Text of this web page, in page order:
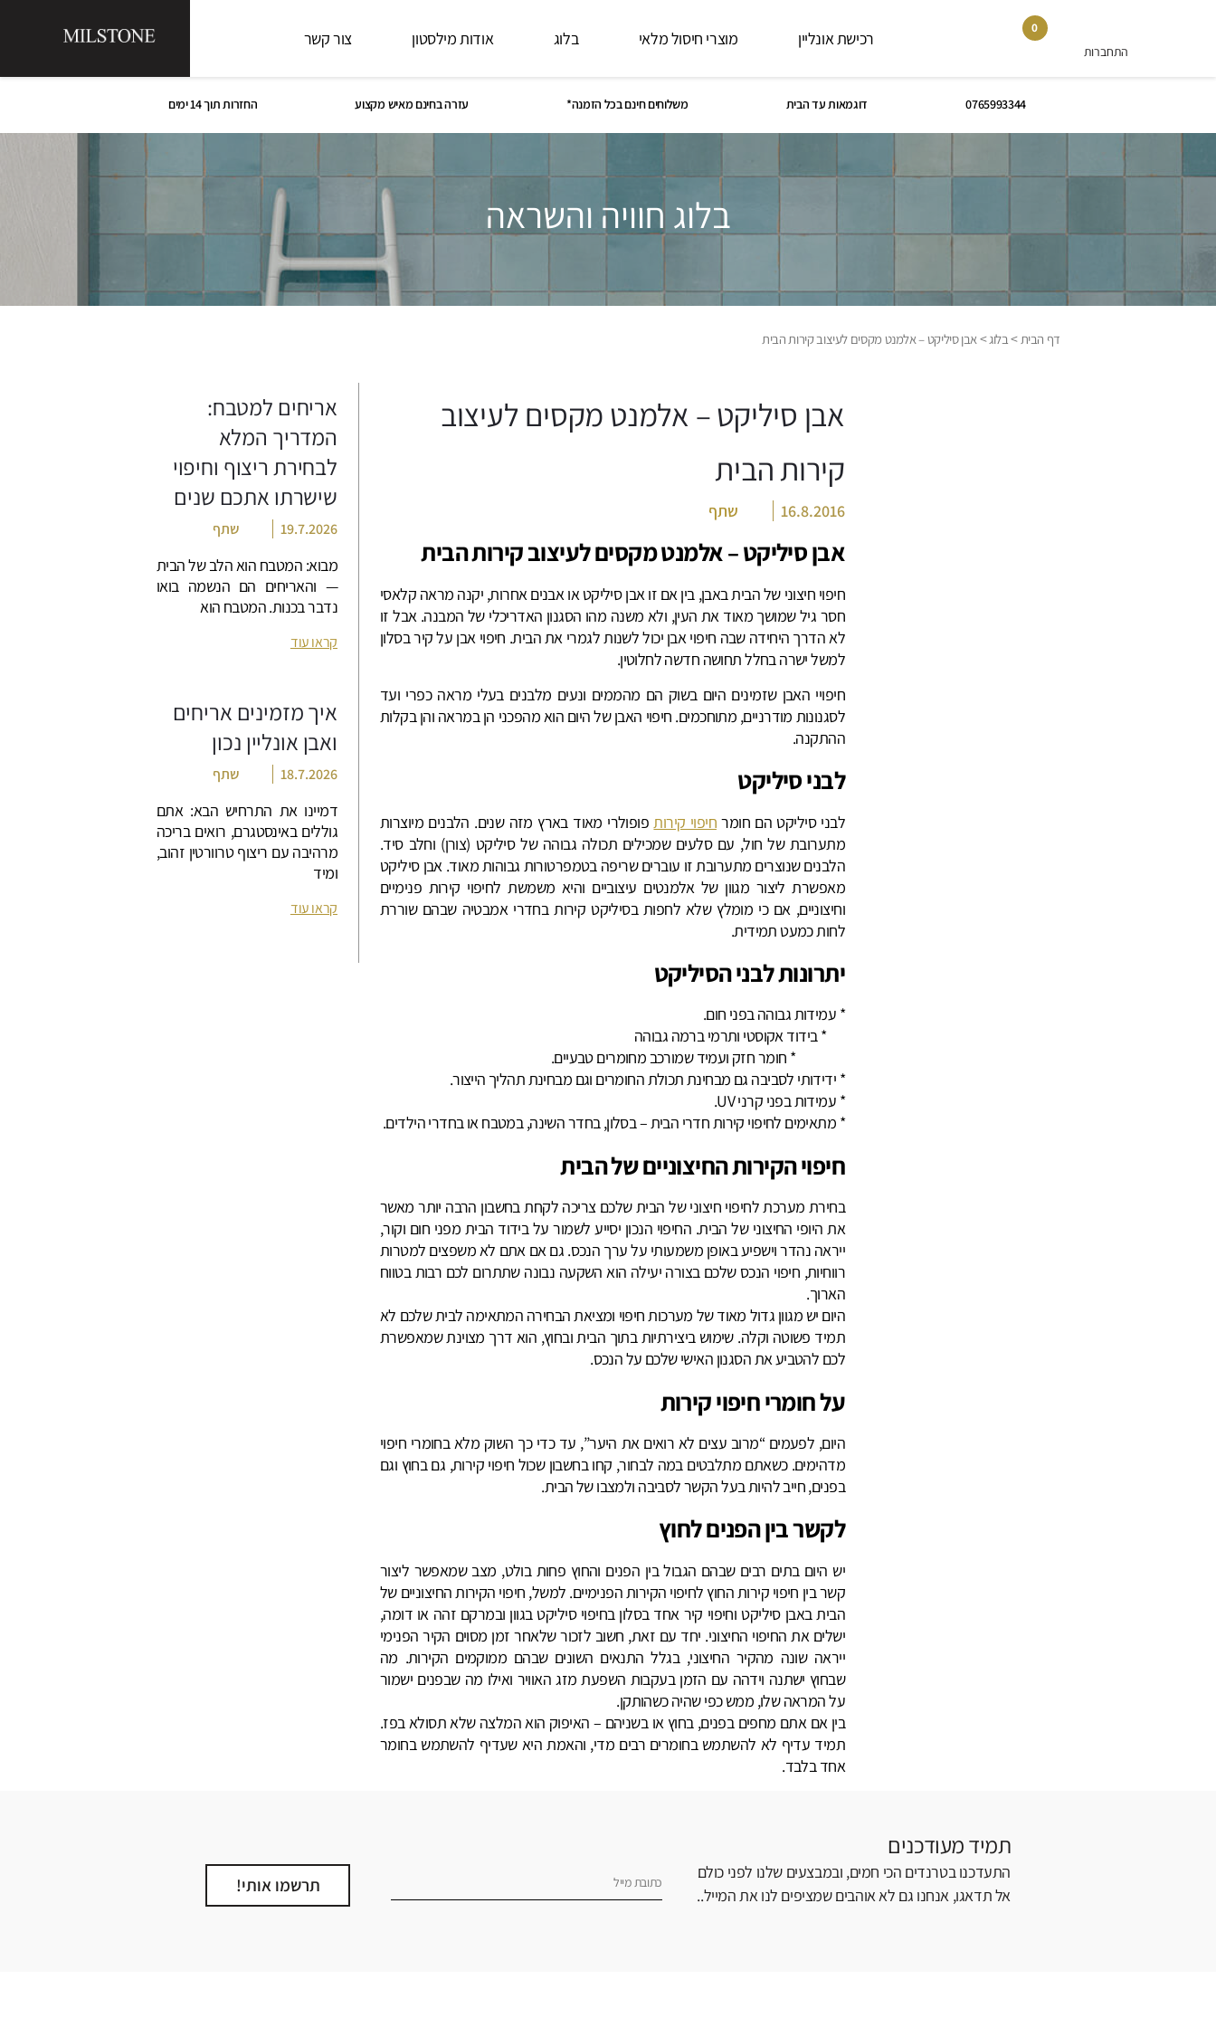
התחברות
0
רכישת אונליין מוצרי חיסול מלאי בלוג אודות מילסטון צור קשר
0765993344 דוגמאות עד הבית משלוחים חינם בכל הזמנה* עזרה בחינם מאיש מקצוע החזרות תוך 14 ימים
בלוג חוויה והשראה
דף הבית>בלוג>אבן סיליקט – אלמנט מקסים לעיצוב קירות הבית
אבן סיליקט – אלמנט מקסים לעיצוב
קירות הבית
16.8.2016 שתף
אבן סיליקט – אלמנט מקסים לעיצוב קירות הבית
חיפוי חיצוני של הבית באבן, בין אם זו אבן סיליקט או אבנים אחרות, יקנה מראה קלאסי
חסר גיל שמושך מאוד את העין, ולא משנה מהו הסגנון האדריכלי של המבנה. אבל זו
לא הדרך היחידה שבה חיפוי אבן יכול לשנות לגמרי את הבית. חיפוי אבן על קיר בסלון
למשל ישרה בחלל תחושה חדשה לחלוטין.
חיפויי האבן שזמינים היום בשוק הם מהממים ונעים מלבנים בעלי מראה כפרי ועד
לסגנונות מודרניים, מתוחכמים. חיפוי האבן של היום הוא מהפכני הן במראה והן בקלות
ההתקנה.
לבני סיליקט
לבני סיליקט הם חומרחיפוי קירותפופולרי מאוד בארץ מזה שנים. הלבנים מיוצרות
מתערובת של חול, עם סלעים שמכילים תכולה גבוהה של סיליקט (צורן) וחלב סיד.
הלבנים שנוצרים מתערובת זו עוברים שריפה בטמפרטורות גבוהות מאוד. אבן סיליקט
מאפשרת ליצור מגוון של אלמנטים עיצוביים והיא משמשת לחיפוי קירות פנימיים
וחיצוניים, אם כי מומלץ שלא לחפות בסיליקט קירות בחדרי אמבטיה שבהם שוררת
לחות כמעט תמידית.
יתרונות לבני הסיליקט
* עמידות גבוהה בפני חום.
* בידוד אקוסטי ותרמי ברמה גבוהה
* חומר חזק ועמיד שמורכב מחומרים טבעיים.
* ידידותי לסביבה גם מבחינת תכולת החומרים וגם מבחינת תהליך הייצור.
* עמידות בפני קרני UV.
* מתאימים לחיפוי קירות חדרי הבית – בסלון, בחדר השינה, במטבח או בחדרי הילדים.
חיפוי הקירות החיצוניים של הבית
בחירת מערכת לחיפוי חיצוני של הבית שלכם צריכה לקחת בחשבון הרבה יותר מאשר
את היופי החיצוני של הבית. החיפוי הנכון יסייע לשמור על בידוד הבית מפני חום וקור,
ייראה נהדר וישפיע באופן משמעותי על ערך הנכס. גם אם אתם לא משפצים למטרות
רווחיות, חיפוי הנכס שלכם בצורה יעילה הוא השקעה נבונה שתתרום לכם רבות בטווח
הארוך.
היום יש מגוון גדול מאוד של מערכות חיפוי ומציאת הבחירה המתאימה לבית שלכם לא
תמיד פשוטה וקלה. שימוש ביצירתיות בתוך הבית ובחוץ, הוא דרך מצוינת שמאפשרת
לכם להטביע את הסגנון האישי שלכם על הנכס.
על חומרי חיפוי קירות
היום, לפעמים “מרוב עצים לא רואים את היער”, עד כדי כך השוק מלא בחומרי חיפוי
מדהימים. כשאתם מתלבטים במה לבחור, קחו בחשבון שכול חיפוי קירות, גם בחוץ וגם
בפנים, חייב להיות בעל הקשר לסביבה ולמצבו של הבית.
לקשר בין הפנים לחוץ
יש היום בתים רבים שבהם הגבול בין הפנים והחוץ פחות בולט, מצב שמאפשר ליצור
קשר בין חיפוי קירות החוץ לחיפוי הקירות הפנימיים. למשל, חיפוי הקירות החיצוניים של
הבית באבן סיליקט וחיפוי קיר אחד בסלון בחיפוי סיליקט בגוון ובמרקם זהה או דומה,
ישלים את החיפוי החיצוני. יחד עם זאת, חשוב לזכור שלאחר זמן מסוים הקיר הפנימי
ייראה שונה מהקיר החיצוני, בגלל התנאים השונים שבהם ממוקמים הקירות. מה
שבחוץ ישתנה וידהה עם הזמן בעקבות השפעת מזג האוויר ואילו מה שבפנים ישמור
על המראה שלו, ממש כפי שהיה כשהותקן.
בין אם אתם מחפים בפנים, בחוץ או בשניהם – האיפוק הוא המלצה שלא תסולא בפז.
תמיד עדיף לא להשתמש בחומרים רבים מדי, והאמת היא שעדיף להשתמש בחומר
אחד בלבד.
אריחים למטבח:
המדריך המלא
לבחירת ריצוף וחיפוי
שישרתו אתכם שנים
19.7.2026 שתף
מבוא: המטבח הוא הלב של הבית
— והאריחים הם הנשמה בואו
נדבר בכנות. המטבח הוא
קראו עוד
איך מזמינים אריחים
ואבן אונליין נכון
18.7.2026 שתף
דמיינו את התרחיש הבא: אתם
גוללים באינסטגרם, רואים בריכה
מרהיבה עם ריצוף טרוורטין זהוב,
ומיד
קראו עוד
תמיד מעודכנים
התעדכנו בטרנדים הכי חמים, ובמבצעים שלנו לפני כולם
אל תדאגו, אנחנו גם לא אוהבים שמציפים לנו את המייל..
תרשמו אותי!